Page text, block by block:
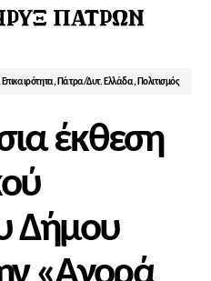
Επικαιρότητα, Πάτρα/Δυτ. Ελλάδα, Πολιτισμός
έκθεση
Δήμου